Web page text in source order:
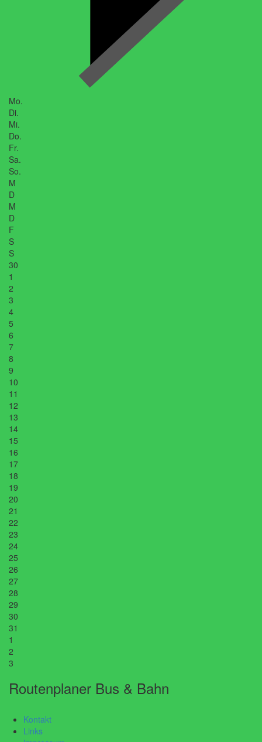
Mo.
Di.
Mi.
Do.
Fr.
Sa.
So.
M
D
M
D
F
S
S
30
1
2
3
4
5
6
7
8
9
10
11
12
13
14
15
16
17
18
19
20
21
22
23
24
25
26
27
28
29
30
31
1
2
3
Routenplaner Bus & Bahn
Kontakt
Links